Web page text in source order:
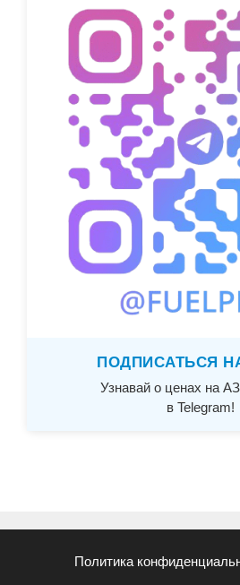
ПОДПИСАТЬСЯ
Узнавай о ценах на
в Telegram!
Политика